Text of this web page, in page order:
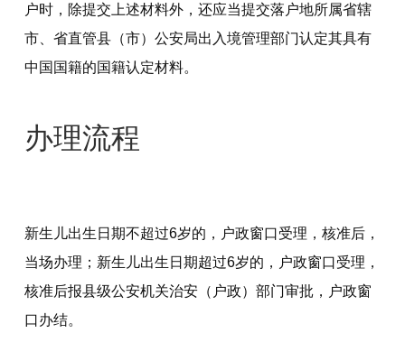
户时，除提交上述材料外，还应当提交落户地所属省辖
市、省直管县（市）公安局出入境管理部门认定其具有
中国国籍的国籍认定材料。
办理流程
新生儿出生日期不超过6岁的，户政窗口受理，核准后，
当场办理；新生儿出生日期超过6岁的，户政窗口受理，
核准后报县级公安机关治安（户政）部门审批，户政窗
口办结。